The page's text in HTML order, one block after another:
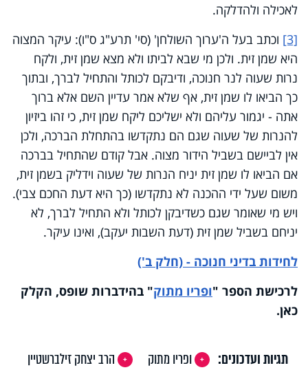
לאכילה ולהדלקה.
[3] וכתב בעל ה'ערוך השולחן' (סי' תרע"ג ס"ו): עיקר המצוה
היא שמן זית. ולכן מי שבא לביתו ולא מצא שמן זית, ולקח
נרות שעוה לנר חנוכה, ודיבקם לכותל והתחיל לברך, ובתוך
כך הביאו לו שמן זית, אף שלא אמר עדיין השם אלא ברוך
אתה - יגמור עליהם ולא ישליכם ליקח שמן זית, כי זהו ביזיון
להנרות של שעוה שגם הם נתקדשו בהתחלת הברכה, ולכן
אין לביישם בשביל הידור מצוה. אבל קודם שהתחיל בברכה
אם הביאו לו שמן זית יניח הנרות של שעוה וידליק בשמן זית,
משום שעל ידי ההכנה לא נתקדשו (כך היא דעת החכם צבי).
ויש מי שאומר שגם כשדיבקן לכותל ולא התחיל לברך, לא
יניחם בשביל שמן זית (דעת השבות יעקב), ואינו עיקר.
לחידות בדיני חנוכה - (חלק ב')
לרכישת הספר
"ופריו מתוק"
בהידברות שופס, הקלק
כאן.
תגיות ועדכונים: ופריו מתוק
הרב יצחק זילברשטיין